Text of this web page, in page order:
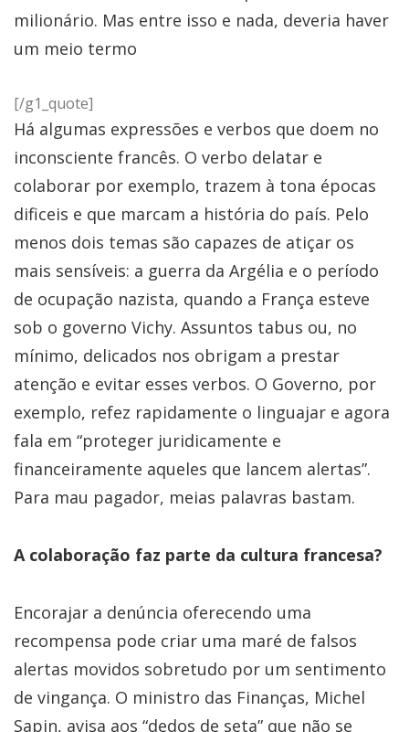
milionário. Mas entre isso e nada, deveria haver
um meio termo
[/g1_quote]
Há algumas expressões e verbos que doem no
inconsciente francês. O verbo delatar e
colaborar por exemplo, trazem à tona épocas
dificeis e que marcam a história do país. Pelo
menos dois temas são capazes de atiçar os
mais sensíveis: a guerra da Argélia e o período
de ocupação nazista, quando a França esteve
sob o governo Vichy. Assuntos tabus ou, no
mínimo, delicados nos obrigam a prestar
atenção e evitar esses verbos. O Governo, por
exemplo, refez rapidamente o linguajar e agora
fala em “proteger juridicamente e
financeiramente aqueles que lancem alertas”.
Para mau pagador, meias palavras bastam.
A colaboração faz parte da cultura francesa?
Encorajar a denúncia oferecendo uma
recompensa pode criar uma maré de falsos
alertas movidos sobretudo por um sentimento
de vingança. O ministro das Finanças, Michel
Sapin, avisa aos “dedos de seta” que não se